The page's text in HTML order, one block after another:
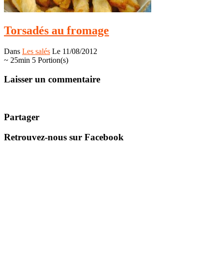
Torsadés au fromage
Dans Les salés Le 11/08/2012
~ 25min 5 Portion(s)
Laisser un commentaire
Partager
Retrouvez-nous sur Facebook